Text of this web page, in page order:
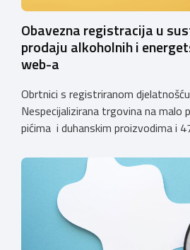
Obavezna registracija u
prodaju alkoholnih i
web-a
Obrtnici s registriranom
Nespecijalizirana trgovina na malo
pićima i duhanskim proizvodima i
koja sadrže alkohol i energetska
svoje poslovne procese i osigurati
vjerodostojnu provjeru
sustava e-Građani ili putem